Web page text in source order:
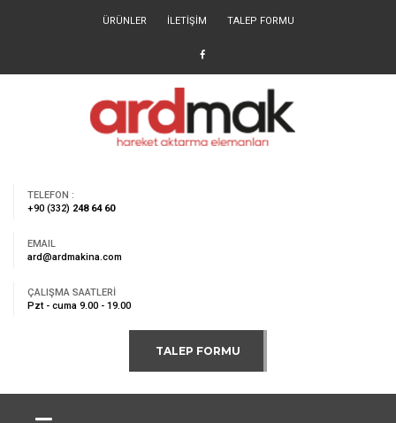
ÜRÜNLER İLETİŞİM TALEP FORMU
TELEFON :
+90 (332) 248 64 60
EMAIL
ard@ardmakina.com
ÇALIŞMA SAATLERİ
Pzt - cuma 9.00 - 19.00
TALEP FORMU